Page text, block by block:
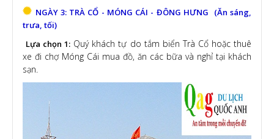
NGÀY 3: TRÀ CỔ - MÓNG CÁI - ĐÔNG HƯNG (Ăn sáng,
trưa, tối)
Lựa chọn 1: Quý khách tự do tắm biển Trà Cổ hoặc thuê
xe đi chợ Móng Cái mua đồ, ăn các bữa và nghỉ tại khách
sạn.